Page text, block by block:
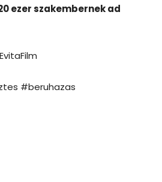
ezer szakembernek ad
#beruhazas